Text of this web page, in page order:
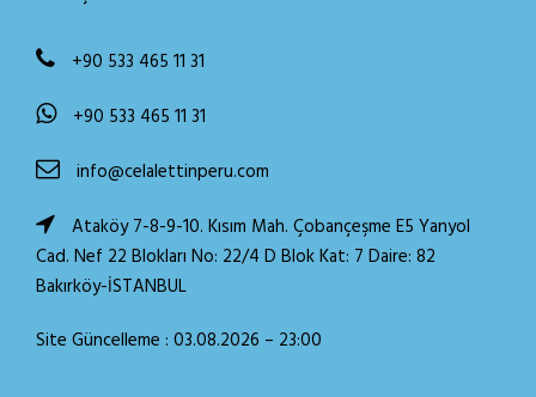
+90 533 465 11 31
+90 533 465 11 31
info@celalettinperu.com
Ataköy 7-8-9-10. Kısım Mah. Çobançeşme E5 Yanyol
Cad. Nef 22 Blokları No: 22/4 D Blok Kat: 7 Daire: 82
Bakırköy-İSTANBUL
Site Güncelleme : 03.08.2026 – 23:00